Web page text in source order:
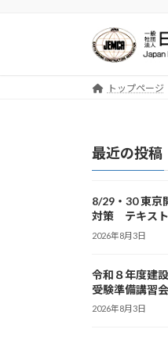
トップページ
最近の投稿
8/29・30 東
対策 テキス
2026年8月3日
令和８年度建
受験準備講習
2026年8月3日